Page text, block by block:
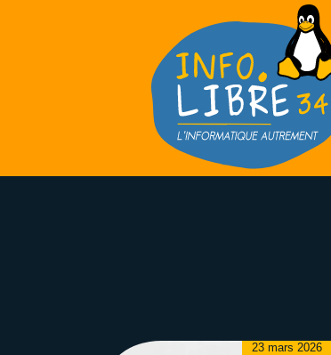
23 mars 2026